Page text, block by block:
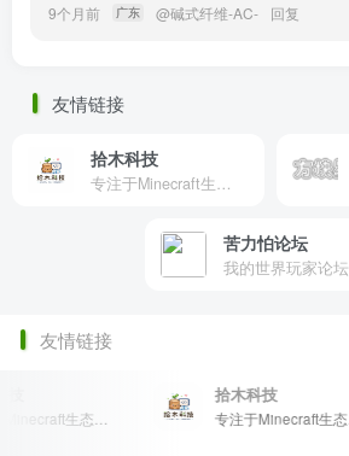
9个月前 广东 @碱式纤维-AC- 回复
友情链接
拾木科技
专注于Minecraft生态建设
苦力怕论坛
我的世界玩家论坛
友情链接
专注于Minecraft生态建设
拾木科技
专注于Minecraft生态建设